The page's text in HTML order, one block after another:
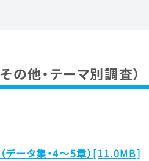
の他・テーマ別調査）
ータ集・4～5章） [11.0MB]